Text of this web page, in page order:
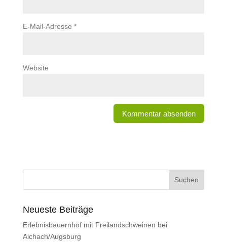
E-Mail-Adresse *
Website
Neueste Beiträge
Erlebnisbauernhof mit Freilandschweinen bei
Aichach/Augsburg